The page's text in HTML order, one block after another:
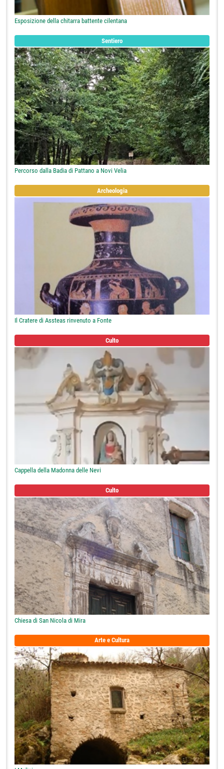
Esposizione della chitarra battente cilentana
Sentiero
Percorso dalla Badia di Pattano a Novi Velia
Archeologia
Il Cratere di Assteas rinvenuto a Fonte
Culto
Cappella della Madonna delle Nevi
Culto
Chiesa di San Nicola di Mira
Arte e Cultura